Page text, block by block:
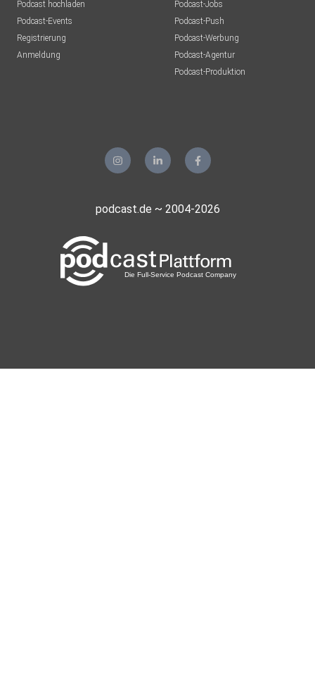
Podcast hochladen
Podcast-Events
Registrierung
Anmeldung
Podcast-Jobs
Podcast-Push
Podcast-Werbung
Podcast-Agentur
Podcast-Produktion
podcast.de ~ 2004-2026